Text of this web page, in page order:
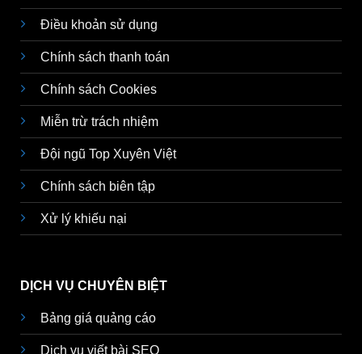
Điều khoản sử dụng
Chính sách thanh toán
Chính sách Cookies
Miễn trừ trách nhiệm
Đội ngũ Top Xuyên Việt
Chính sách biên tập
Xử lý khiếu nại
DỊCH VỤ CHUYÊN BIỆT
Bảng giá quảng cáo
Dịch vụ viết bài SEO